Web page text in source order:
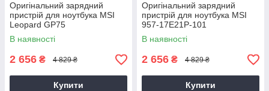
Оригінальний зарядний
пристрій для ноутбука MSI
Leopard GP75
В наявності
2 656 ₴ 4 829 ₴
Купити
Оригінальний зарядний
пристрій для ноутбука MSI
957-17E21P-101
В наявності
2 656 ₴ 4 829 ₴
Купити